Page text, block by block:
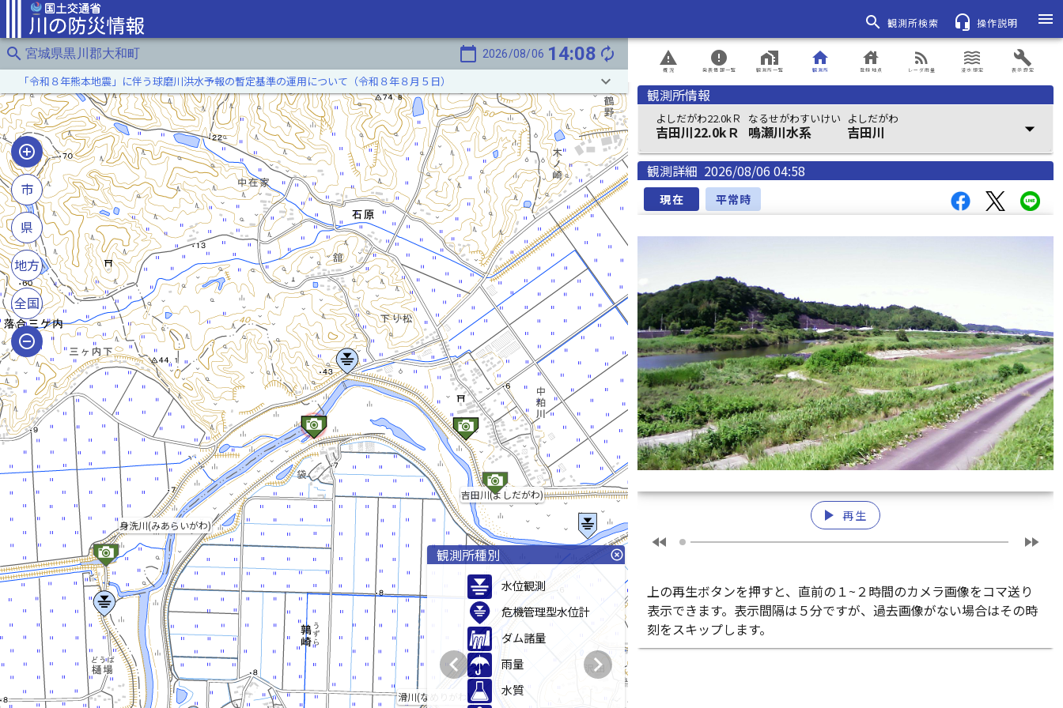
search 観測所検索 headset_mic 操作説明
menu
search 宮城県黒川郡大和町 calendar_today 2026/08/06 14:08 autorenew
吉田川(よしだがわ)
身洗川(みあらいがわ)
滑川(なめりがわ)
「令和８年熊本地震」に伴う球磨川洪水予報の暫定基準の運用について（令和８年８月５日） keyboard_arrow_down
市
県
地方
全国
観測所種別 highlight_off
水位観測
危機管理型水位計
ダム諸量
雨量
水質
chevron_left chevron_right
概況
report_problem
発表情報一覧
error
観測所一覧
home_work
観測所
home
登録地点
house
レーダ雨量
rss_feed
浸水想定
waves
表示設定
build
観測所情報
よしだがわ22.0kＲ
吉田川22.0kＲ
なるせがわすいけい
鳴瀬川水系
よしだがわ
吉田川 arrow_drop_down
観測詳細 2026/08/06 04:58
現在 平常時
play_arrow 再生
fast_rewind fast_forward
上の再生ボタンを押すと、直前の１~２時間のカメラ画像をコマ送り
表示できます。表示間隔は５分ですが、過去画像がない場合はその時
刻をスキップします。